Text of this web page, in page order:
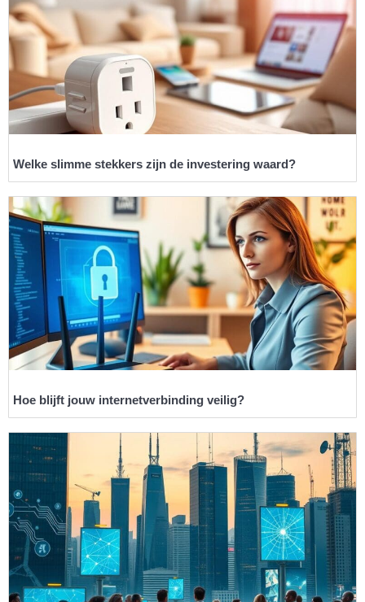
Welke slimme stekkers zijn de investering waard?
Hoe blijft jouw internetverbinding veilig?